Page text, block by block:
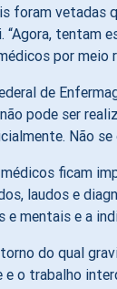
foram vetadas
“Agora, tentam
por meio
de
pode ser
Não
ficam
laudos e
e mentais e a
do qual
o trabalho